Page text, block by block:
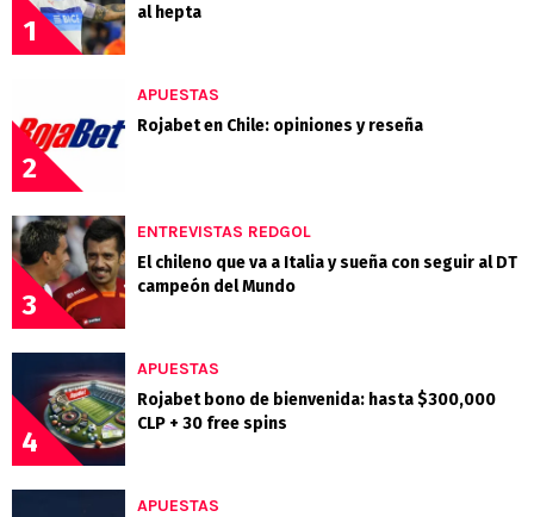
1
al hepta
2
APUESTAS
Rojabet en Chile: opiniones y reseña
3
ENTREVISTAS REDGOL
El chileno que va a Italia y sueña con seguir al DT
campeón del Mundo
4
APUESTAS
Rojabet bono de bienvenida: hasta $300,000
CLP + 30 free spins
APUESTAS